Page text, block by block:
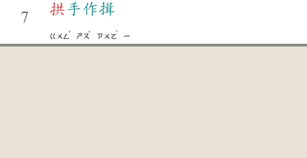
7
拱手作揖
ㄍㄨㄥ
ˇ
ㄕㄡ
ˇ
ㄗㄨㄛ
ˋ
ㄧ